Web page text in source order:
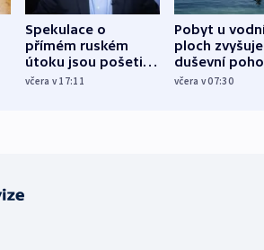
Spekulace o
přímém ruském
útoku jsou pošetilé,
míní estonský
včera v 17:11
Pobyt u
ploch zvyšuje
duševní
ukázala
včera v 07:30